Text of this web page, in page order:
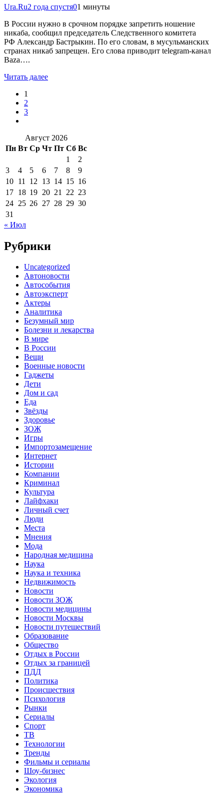
Ura.Ru2 года спустя01 минуты
В России нужно в срочном порядке запретить ношение
никаба, сообщил председатель Следственного комитета
РФ Александр Бастрыкин. По его словам, в мусульманских
странах никаб запрещен. Его слова приводит telegram-канал
Baza….
Читать далее
1
2
3
Август 2026
Пн Вт Ср Чт Пт Сб Вс
1
2
3
4 5 6 7 8
9
10 11 12 13 14 15 16
17 18 19 20 21 22 23
24 25 26 27 28 29 30
31
« Июл
Рубрики
Uncategorized
Автоновости
Автособытия
Автоэксперт
Актеры
Аналитика
Безумный мир
Болезни и лекарства
В мире
В России
Вещи
Военные новости
Гаджеты
Дети
Дом и сад
Еда
Звёзды
Здоровье
ЗОЖ
Игры
Импортозамещение
Интернет
Истории
Компании
Криминал
Культура
Лайфхаки
Личный счет
Люди
Места
Мнения
Мода
Народная медицина
Наука
Наука и техника
Недвижимость
Новости
Новости ЗОЖ
Новости медицины
Новости Москвы
Новости путешествий
Образование
Общество
Отдых в России
Отдых за границей
ПДД
Политика
Происшествия
Психология
Рынки
Сериалы
Спорт
ТВ
Технологии
Тренды
Фильмы и сериалы
Шоу-бизнес
Экология
Экономика